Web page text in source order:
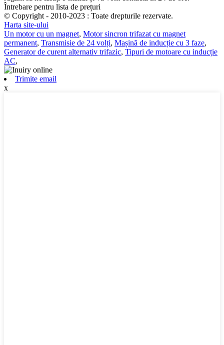
Întrebare pentru lista de prețuri
© Copyright - 2010-2023 : Toate drepturile rezervate.
Harta site-ului
Un motor cu un magnet, Motor sincron trifazat cu magnet
permanent, Transmisie de 24 volți, Mașină de inducție cu 3 faze,
Generator de curent alternativ trifazic, Tipuri de motoare cu inducție
AC,
Trimite email
x